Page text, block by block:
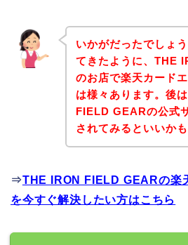
いかがだったでしょ
てきたように、THE
のお店で楽天カード
は様々あります。後
FIELD GEARの公式
されてみるといいか
⇒THE IRON FIELD GEARの楽
を今すぐ解決したい方はこちら